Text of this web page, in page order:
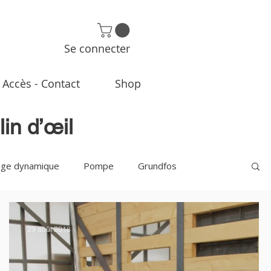
Se connecter
Accès - Contact Shop
d’œil
dynamique Pompe Grundfos
29 août 2018